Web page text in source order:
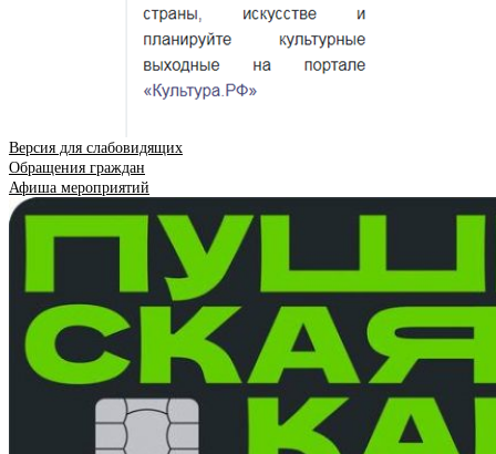
Версия для слабовидящих
Обращения граждан
Афиша мероприятий